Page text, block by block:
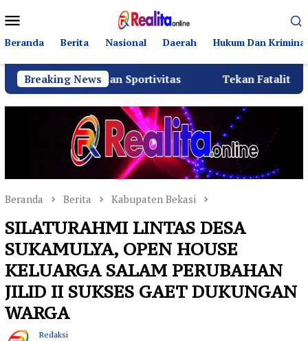
ke
kontenMobile
Beranda Berita Nasional Daerah Hukum Dan Kriminal
Breaking News
dan Sportivitas Tekan Fatalitas Kecelakaan,
Beranda Berita Kabupaten Bekasi
SILATURAHMI LINTAS DESA
SUKAMULYA, OPEN HOUSE
KELUARGA SALAM PERUBAHAN
JILID II SUKSES GAET DUKUNGAN
WARGA
Redaksi